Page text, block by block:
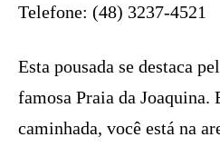
Telefone: (48) 3237-4521
Esta pousada se destaca
famosa Praia da Joaquina.
caminhada, você está na